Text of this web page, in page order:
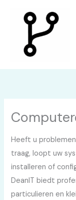
Heeft u
traag, loopt uw
installeren of
DeanIT biedt
particulieren en